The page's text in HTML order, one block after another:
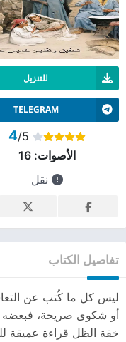
للتنزيل
TELEGRAM
4/5
الأصوات:16
نقل
تفاصيل الكتاب
ليس كل ما كُتب عن
أو شكوى صريحة،
خفة الظل قراءة عميقة